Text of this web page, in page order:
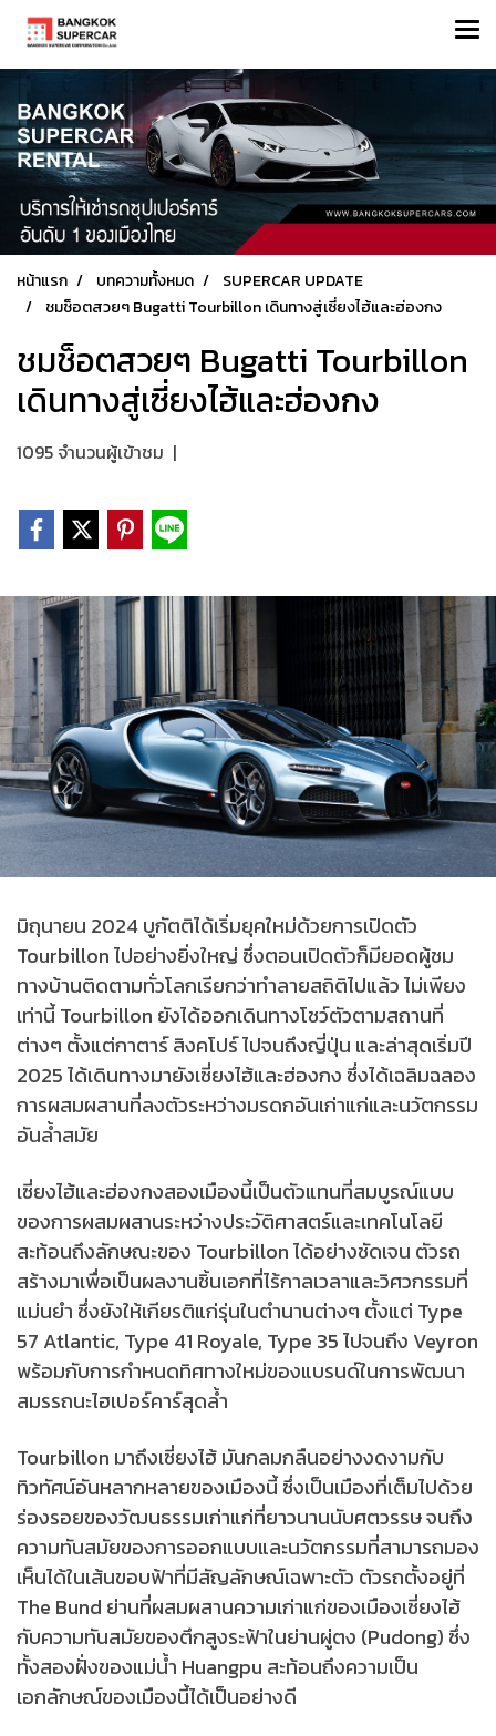
หน้าแรก บทความทั้งหมด
SUPERCAR UPDATE
ชมช็อตสวยๆ Bugatti Tourbillon เดินทางสู่เซี่ยงไฮ้และฮ่องกง
ชมช็อตสวยๆ Bugatti Tourbillon
เดินทางสู่เซี่ยงไฮ้และฮ่องกง
1095 จำนวนผู้เข้าชม |
มิถุนายน 2024 บูกัตติได้เริ่มยุคใหม่ด้วยการเปิดตัว
Tourbillon ไปอย่างยิ่งใหญ่ ซึ่งตอนเปิดตัวก็มียอดผู้ชม
ทางบ้านติดตามทั่วโลกเรียกว่าทำลายสถิติไปแล้ว ไม่เพียง
เท่านี้ Tourbillon ยังได้ออกเดินทางโชว์ตัวตามสถานที่
ต่างๆ ตั้งแต่กาตาร์ สิงคโปร์ ไปจนถึงญี่ปุ่น และล่าสุดเริ่มปี
2025 ได้เดินทางมายังเซี่ยงไฮ้และฮ่องกง ซึ่งได้เฉลิมฉลอง
การผสมผสานที่ลงตัวระหว่างมรดกอันเก่าแก่และนวัตกรรม
อันล้ำสมัย
เซี่ยงไฮ้และฮ่องกงสองเมืองนี้เป็นตัวแทนที่สมบูรณ์แบบ
ของการผสมผสานระหว่างประวัติศาสตร์และเทคโนโลยี
สะท้อนถึงลักษณะของ Tourbillon ได้อย่างชัดเจน ตัวรถ
สร้างมาเพื่อเป็นผลงานชิ้นเอกที่ไร้กาลเวลาและวิศวกรรมที่
แม่นยำ ซึ่งยังให้เกียรติแก่รุ่นในตำนานต่างๆ ตั้งแต่ Type
57 Atlantic, Type 41 Royale, Type 35 ไปจนถึง Veyron
พร้อมกับการกำหนดทิศทางใหม่ของแบรนด์ในการพัฒนา
สมรรถนะไฮเปอร์คาร์สุดล้ำ
Tourbillon มาถึงเซี่ยงไฮ้ มันกลมกลืนอย่างงดงามกับ
ทิวทัศน์อันหลากหลายของเมืองนี้ ซึ่งเป็นเมืองที่เต็มไปด้วย
ร่องรอยของวัฒนธรรมเก่าแก่ที่ยาวนานนับศตวรรษ จนถึง
ความทันสมัยของการออกแบบและนวัตกรรมที่สามารถมอง
เห็นได้ในเส้นขอบฟ้าที่มีสัญลักษณ์เฉพาะตัว ตัวรถตั้งอยู่ที่
The Bund ย่านที่ผสมผสานความเก่าแก่ของเมืองเซี่ยงไฮ้
กับความทันสมัยของตึกสูงระฟ้าในย่านผู่ตง (Pudong) ซึ่ง
ทั้งสองฝั่งของแม่น้ำ Huangpu สะท้อนถึงความเป็น
เอกลักษณ์ของเมืองนี้ได้เป็นอย่างดี